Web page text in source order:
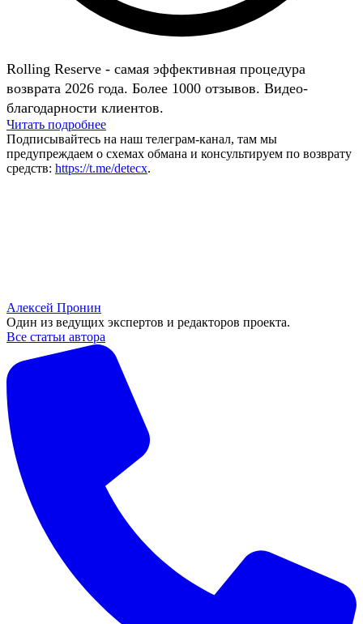
Rolling Reserve - самая эффективная процедура
возврата 2026 года. Более 1000 отзывов. Видео-
благодарности клиентов.
Читать подробнее
Подписывайтесь на наш телеграм-канал, там мы
предупреждаем о схемах обмана и консультируем по возврату
средств: https://t.me/detecx.
Алексей Пронин
Один из ведущих экспертов и редакторов проекта.
Все статьи автора